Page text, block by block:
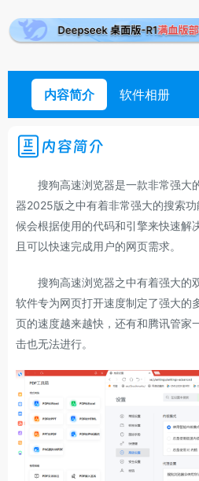
内容简介 软件相册
内容简介
搜狗高速浏览器是一款非常强大
器2025版之中有着非常强大的搜索
候会根据使用的代码和引擎来快速解
且可以快速完成用户的网页需求。
搜狗高速浏览器之中有着强大的
软件专为网页打开速度制定了强大的
页的速度越来越快，还有和腾讯管家
击也无法进行。